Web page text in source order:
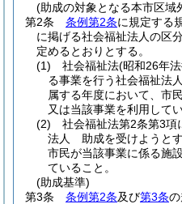
(助成の対象となる本市区域
第2条
条例第2条に規定する
に掲げる社会福祉法人の区
定めるとおりとする。
(1)
社会福祉法(昭和26年
る事業を行う社会福祉法
属する年度において、市
又は当該事業を利用して
(2)
社会福祉法第2条第3項
法人 助成を受けようとす
市民が当該事業に係る施
ていること。
(助成基準)
第3条
条例第2条及び第3条